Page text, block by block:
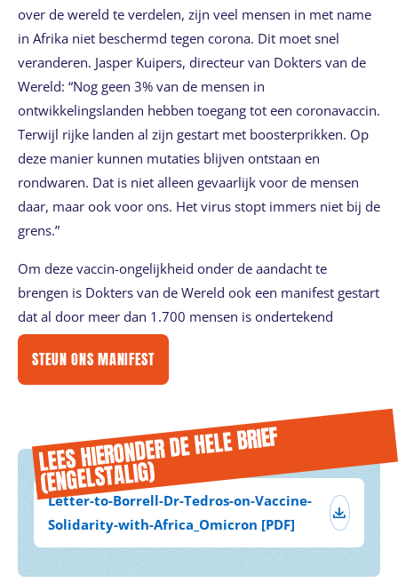
over de wereld te verdelen, zijn veel mensen in met name
in Afrika niet beschermd tegen corona. Dit moet snel
veranderen. Jasper Kuipers, directeur van Dokters van de
Wereld: “Nog geen 3% van de mensen in
ontwikkelingslanden hebben toegang tot een coronavaccin.
Terwijl rijke landen al zijn gestart met boosterprikken. Op
deze manier kunnen mutaties blijven ontstaan en
rondwaren. Dat is niet alleen gevaarlijk voor de mensen
daar, maar ook voor ons. Het virus stopt immers niet bij de
grens.”
Om deze vaccin-ongelijkheid onder de aandacht te
brengen is Dokters van de Wereld ook een manifest gestart
dat al door meer dan 1.700 mensen is ondertekend
STEUN ONS MANIFEST
LEES HIERONDER DE HELE BRIEF
(ENGELSTALIG)
Letter-to-Borrell-Dr-Tedros-on-Vaccine-
Solidarity-with-Africa_Omicron [PDF]